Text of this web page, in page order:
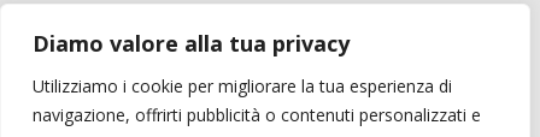
Diamo valore alla tua privacy
Utilizziamo i cookie per migliorare la tua esperienza di
navigazione, offrirti pubblicità o contenuti personalizzati e
Sede legale: Viale Aiace, 132/134 – 90151 Palermo (PA) Italy
Capitale sociale: €2.454.628,00 i.v.
C.C.I.A.A. PALERMO N.ro 05221390825